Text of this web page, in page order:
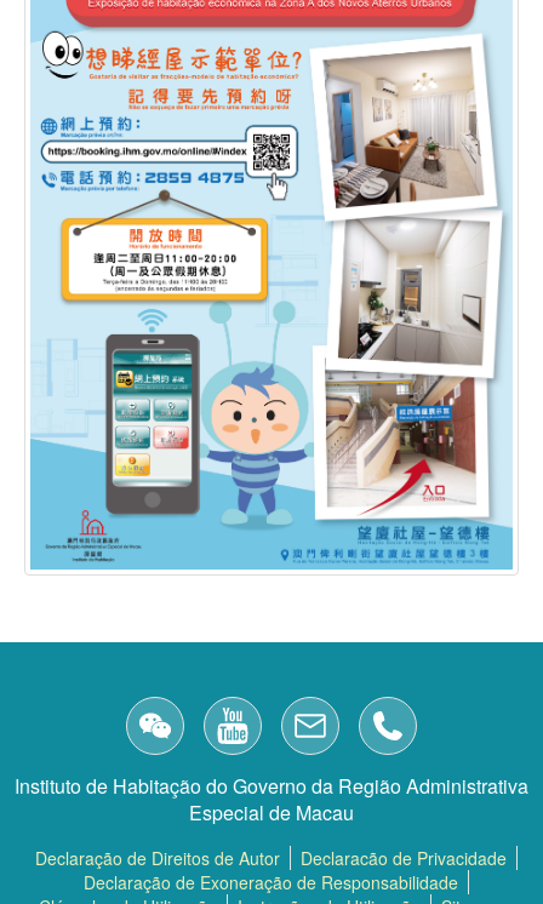
中文 PORT
Cartaz
Concurso de habitação económica
Instituto de Habitação do Governo da Região Administrativa
Especial de Macau
Declaração de Direitos de Autor
Declaracão de Privacidade
Declaração de Exoneração de Responsabilidade